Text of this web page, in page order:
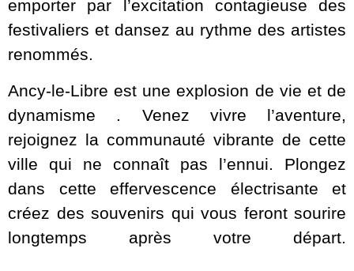
emporter par l’excitation contagieuse des
festivaliers et dansez au rythme des artistes
renommés.
Ancy-le-Libre est une explosion de vie et de
dynamisme . Venez vivre l’aventure,
rejoignez la communauté vibrante de cette
ville qui ne connaît pas l’ennui. Plongez
dans cette effervescence électrisante et
créez des souvenirs qui vous feront sourire
longtemps après votre départ.